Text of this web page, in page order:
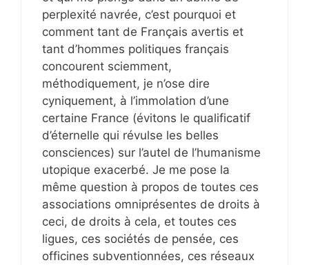
perplexité navrée, c’est pourquoi et
comment tant de Français avertis et
tant d’hommes politiques français
concourent sciemment,
méthodiquement, je n’ose dire
cyniquement, à l’immolation d’une
certaine France (évitons le qualificatif
d’éternelle qui révulse les belles
consciences) sur l’autel de l’humanisme
utopique exacerbé. Je me pose la
même question à propos de toutes ces
associations omniprésentes de droits à
ceci, de droits à cela, et toutes ces
ligues, ces sociétés de pensée, ces
officines subventionnées, ces réseaux